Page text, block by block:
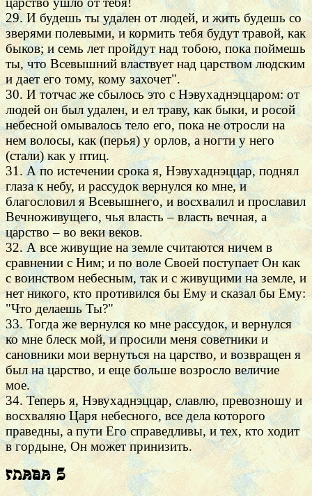
29. И будешь ты удален от людей, и жить будешь со
зверями полевыми, и кормить тебя будут травой, как
быков; и семь лет пройдут над тобою, пока поймешь
ты, что Всевышний властвует над царством людским
и дает его тому, кому захочет".
30. И тотчас же сбылось это с Нэвухаднэццаром: от
людей он был удален, и ел траву, как быки, и росой
небесной омывалось тело его, пока не отросли на
нем волосы, как (перья) у орлов, а ногти у него
(стали) как у птиц.
31. А по истечении срока я, Нэвухаднэццар, поднял
глаза к небу, и рассудок вернулся ко мне, и
благословил я Всевышнего, и восхвалил и прославил
Вечноживущего, чья власть – власть вечная, а
царство – во веки веков.
32. А все живущие на земле считаются ничем в
сравнении с Ним; и по воле Своей поступает Он как
с воинством небесным, так и с живущими на земле, и
нет никого, кто противился бы Ему и сказал бы Ему:
"Что делаешь Ты?"
33. Тогда же вернулся ко мне рассудок, и вернулся
ко мне блеск мой, и просили меня советники и
сановники мои вернуться на царство, и возвращен я
был на царство, и еще больше возросло величие
мое.
34. Теперь я, Нэвухаднэццар, славлю, превозношу и
восхваляю Царя небесного, все дела которого
праведны, а пути Его справедливы, и тех, кто ходит
в гордыне, Он может принизить.
Глава 5